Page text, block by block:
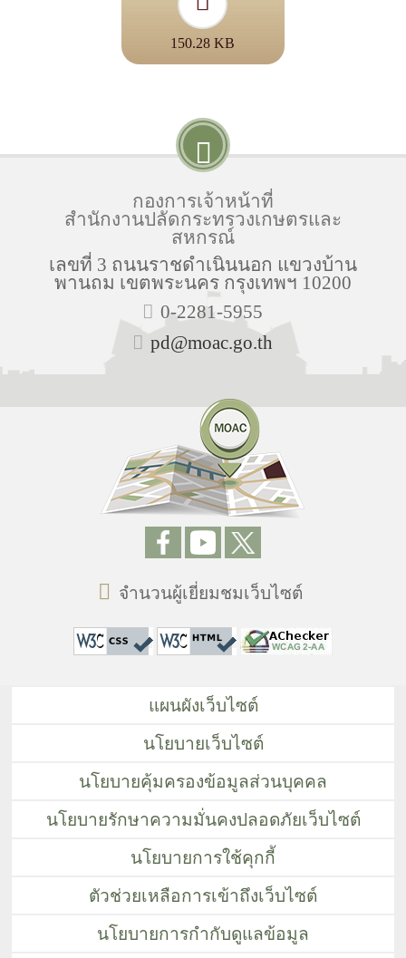
150.28 KB
กองการเจ้าหน้าที่
สำนักงานปลัดกระทรวงเกษตรและ
สหกรณ์
เลขที่ 3 ถนนราชดำเนินนอก แขวงบ้าน
พานถม เขตพระนคร กรุงเทพฯ 10200
0-2281-5955
pd@moac.go.th
จำนวนผู้เยี่ยมชมเว็บไซต์
แผนผังเว็บไซต์
นโยบายเว็บไซต์
นโยบายคุ้มครองข้อมูลส่วนบุคคล
นโยบายรักษาความมั่นคงปลอดภัยเว็บไซต์
นโยบายการใช้คุกกี้
ตัวช่วยเหลือการเข้าถึงเว็บไซต์
นโยบายการกำกับดูแลข้อมูล